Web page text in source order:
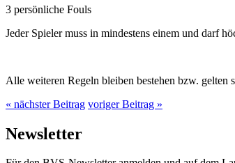
3 persönliche Fouls
Jeder Spieler muss in mindestens einem und darf
Alle weiteren Regeln bleiben bestehen bzw. gelten
« nächster Beitrag voriger Beitrag »
Newsletter